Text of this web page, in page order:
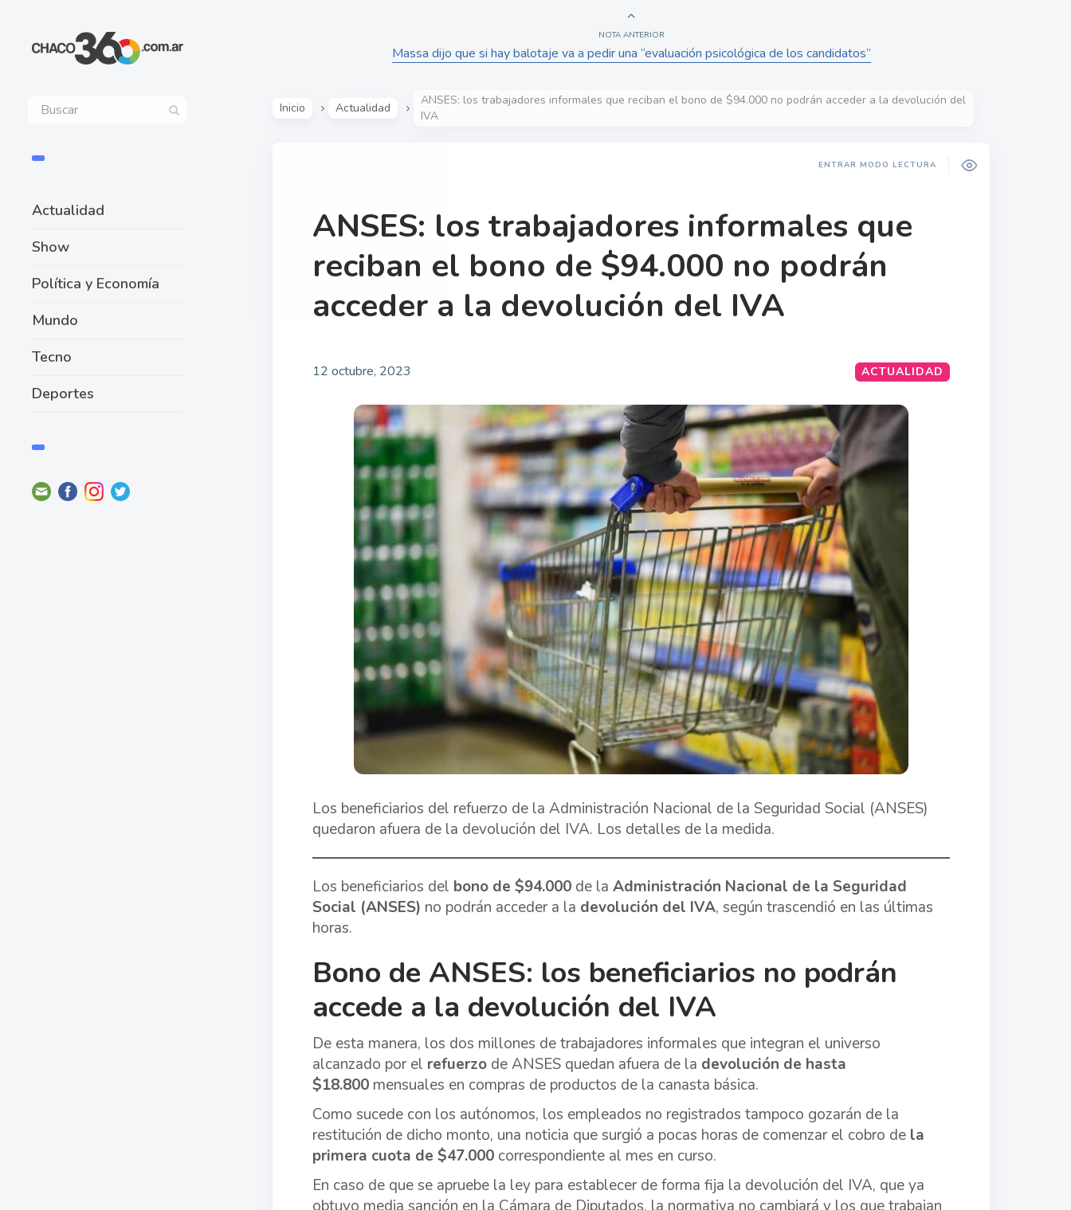
Actualidad
Show
Política y Economía
Mundo
Tecno
Deportes
NOTA ANTERIOR
Massa dijo que si hay balotaje va a pedir una “evaluación psicológica de los candidatos”
Inicio Actualidad
ANSES: los trabajadores informales que reciban el bono de $94.000 no podrán acceder a la devolución del
IVA
ENTRAR MODO LECTURA
ANSES: los trabajadores informales que
reciban el bono de $94.000 no podrán
acceder a la devolución del IVA
12 octubre, 2023 ACTUALIDAD
Los beneficiarios del refuerzo de la Administración Nacional de la Seguridad Social (ANSES)
quedaron afuera de la devolución del IVA. Los detalles de la medida.
Los beneficiarios del bono de $94.000 de la Administración Nacional de la Seguridad
Social (ANSES) no podrán acceder a la devolución del IVA, según trascendió en las últimas
horas.
Bono de ANSES: los beneficiarios no podrán
accede a la devolución del IVA
De esta manera, los dos millones de trabajadores informales que integran el universo
alcanzado por el refuerzo de ANSES quedan afuera de la devolución de hasta
$18.800 mensuales en compras de productos de la canasta básica.
Como sucede con los autónomos, los empleados no registrados tampoco gozarán de la
restitución de dicho monto, una noticia que surgió a pocas horas de comenzar el cobro de la
primera cuota de $47.000 correspondiente al mes en curso.
En caso de que se apruebe la ley para establecer de forma fija la devolución del IVA, que ya